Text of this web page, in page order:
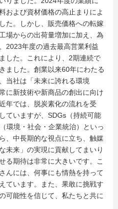
および資材価格の高止まりによ
た。しかし、販売価格への転嫁
場からの出荷量増加に加え、為
2023年度の過去最高営業利益
した。これにより、2期連続で
ました。創業以来60年にわたる
当社は「未来に誇れる環境
に新技術や新商品の創出に向け
年では、脱炭素化の流れを受
ていますが、SDGs（持続可能
環境・社会・企業統治）といっ
、中長期的な視点に立ち、触媒
未来」の実現に貢献してまいり
る期待は非常に大きいです。こ
んには、何事にも情熱を持って
ています。また、果敢に挑戦す
可能性を信じて、私たちと共に